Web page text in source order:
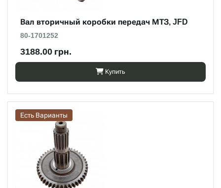
Вал вторичный коробки передач МТЗ, JFD
80-1701252
3188.00 грн.
Купить
Есть Варианты